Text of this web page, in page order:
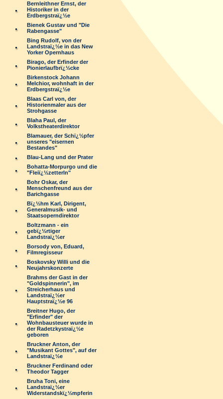
Bernleithner Ernst, der
Historiker in der
Erdbergstraï¿½e
Bienek Gustav und "Die
Rabengasse"
Bing Rudolf, von der
Landstraï¿½e in das New
Yorker Opernhaus
Birago, der Erfinder der
Pionierlaufbrï¿½cke
Birkenstock Johann
Melchior, wohnhaft in der
Erdbergstraï¿½e
Blaas Carl von, der
Historienmaler aus der
Strohgasse
Blaha Paul, der
Volkstheaterdirektor
Blamauer, der Schï¿½pfer
unseres "eisernen
Bestandes"
Blau-Lang und der Prater
Bohatta-Morpurgo und die
"Fleiï¿½zetterln"
Bohr Oskar, der
Menschenfreund aus der
Barichgasse
Bï¿½hm Karl, Dirigent,
Generalmusik- und
Staatsoperndirektor
Boltzmann - ein
gebï¿½rtiger
Landstraï¿½er
Borsody von, Eduard,
Filmregisseur
Boskovsky Willi und die
Neujahrskonzerte
Brahms der Gast in der
"Goldspinnerin", im
Streicherhaus und
Landstraï¿½er
Hauptstraï¿½e 96
Breitner Hugo, der
"Erfinder" der
Wohnbausteuer wurde in
der Radetzkystraï¿½e
geboren
Bruckner Anton, der
"Musikant Gottes", auf der
Landstraï¿½e
Bruckner Ferdinand oder
Theodor Tagger
Bruha Toni, eine
Landstraï¿½er
Widerstandskï¿½mpferin